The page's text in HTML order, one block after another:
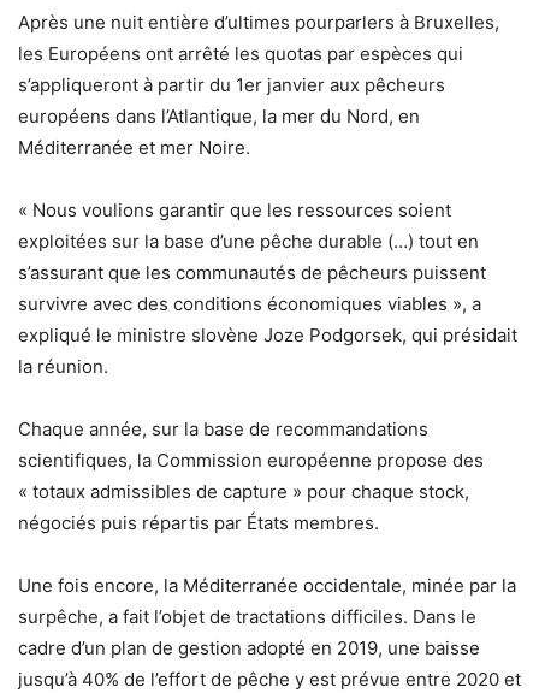
Après une nuit entière d’ultimes pourparlers à Bruxelles,
les Européens ont arrêté les quotas par espèces qui
s’appliqueront à partir du 1er janvier aux pêcheurs
européens dans l’Atlantique, la mer du Nord, en
Méditerranée et mer Noire.
« Nous voulions garantir que les ressources soient
exploitées sur la base d’une pêche durable (…) tout en
s’assurant que les communautés de pêcheurs puissent
survivre avec des conditions économiques viables », a
expliqué le ministre slovène Joze Podgorsek, qui présidait
la réunion.
Chaque année, sur la base de recommandations
scientifiques, la Commission européenne propose des
« totaux admissibles de capture » pour chaque stock,
négociés puis répartis par États membres.
Une fois encore, la Méditerranée occidentale, minée par la
surpêche, a fait l’objet de tractations difficiles. Dans le
cadre d’un plan de gestion adopté en 2019, une baisse
jusqu’à 40% de l’effort de pêche y est prévue entre 2020 et